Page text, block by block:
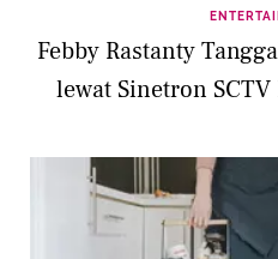
Febby Rastanty
lewat Sinetron